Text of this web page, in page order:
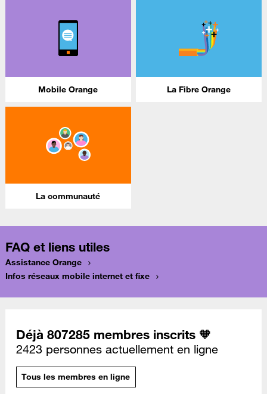
Mobile Orange La Fibre Orange
La communauté
FAQ et liens utiles
Assistance Orange
Infos réseaux mobile internet et fixe
Déjà 807285 membres inscrits 🧡
2423 personnes actuellement en ligne
Tous les membres en ligne